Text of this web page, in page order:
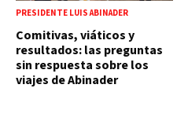
PRESIDENTE LUIS ABINADER
Comitivas, viáticos y
resultados: las preguntas
sin respuesta sobre los
viajes de Abinader